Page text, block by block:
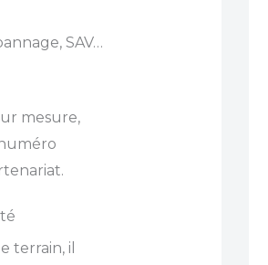
SAV…
mesure,
terrain, il